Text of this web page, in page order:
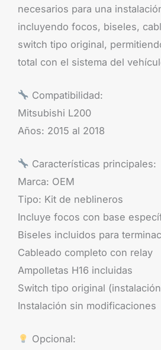
necesarios para una
incluyendo focos, biseles,
switch tipo original,
total con el sistema del
Compatibilidad:
Mitsubishi L200
Años: 2015 al 2018
Características principales:
Marca: OEM
Tipo: Kit de neblineros
Incluye focos con base
Biseles incluidos para
Cableado completo con relay
Ampolletas H16 incluidas
Switch tipo original
Instalación sin modificaciones
Opcional: